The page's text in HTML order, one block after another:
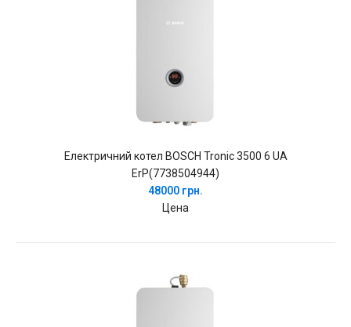
Електричний котел BOSCH Tronic 3500 6 UA
ErP(7738504944)
48000 грн.
Цена